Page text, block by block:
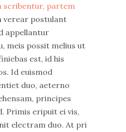
scribentur, partem
verear postulant
appellantur
meis possit melius ut
est, id his
Id euismod
duo, aeterno
principes
Primis eripuit ei vis,
electram duo. At pri